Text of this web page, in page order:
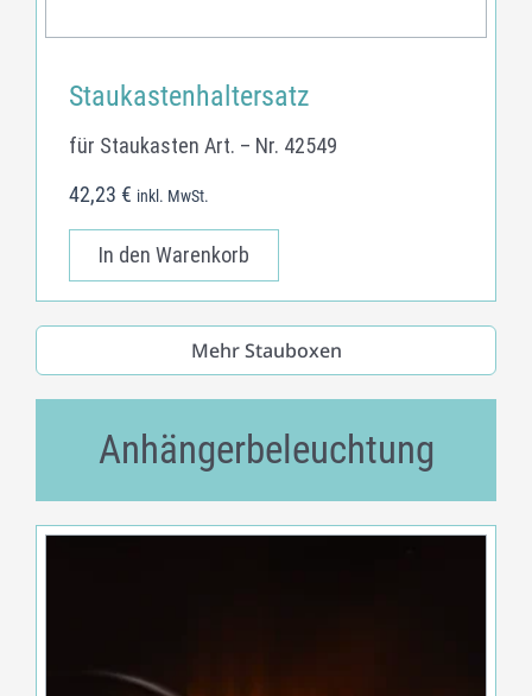
Staukastenhaltersatz
für Staukasten Art. – Nr. 42549
42,23 € inkl. MwSt.
In den Warenkorb
Mehr Stauboxen
Anhängerbeleuchtung